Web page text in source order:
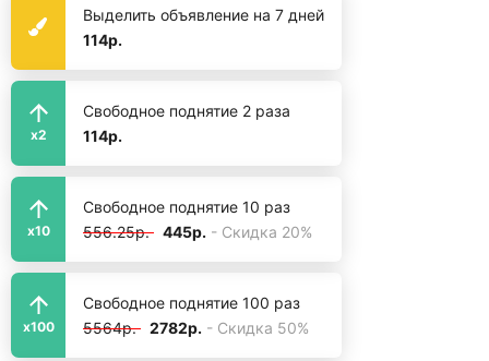
Выделить объявление на 7 дней
114р.
x2
Свободное поднятие 2 раза
114р.
x10
Свободное поднятие 10 раз
556.25р. 445р. - Скидка 20%
x100
Свободное поднятие 100 раз
5564р. 2782р. - Скидка 50%